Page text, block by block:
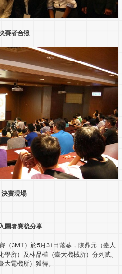
賽者合照
決賽現場
圍者賽後分享
（3MT）於5月31日落幕，陳鼎元（臺大
所）及林品樺（臺大機械所）分列貳、
電機所）獲得。